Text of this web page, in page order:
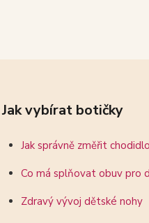
Jak vybírat botičky
Jak správně změřit chodidlo
Co má splňovat obuv pro
Zdravý vývoj dětské nohy